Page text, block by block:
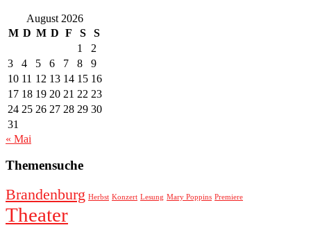
August 2026
M D M D F S
S
1
2
3
4 5 6 7 8
9
10 11 12 13 14 15 16
17 18 19 20 21 22 23
24 25 26 27 28 29 30
31
« Mai
Themensuche
Brandenburg Herbst Konzert Lesung Mary Poppins Premiere
Theater